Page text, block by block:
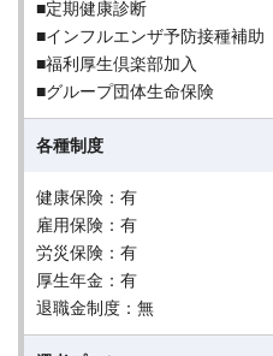
■定期健康診断
■インフルエンザ予防接種補助
■福利厚生倶楽部加入
■グループ団体生命保険
各種制度
健康保険：有
雇用保険：有
労災保険：有
厚生年金：有
退職金制度：無